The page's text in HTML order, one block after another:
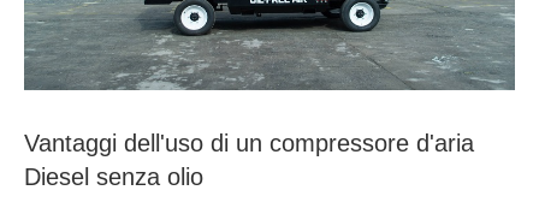
Vantaggi dell'uso di un compressore d'aria
Diesel senza olio